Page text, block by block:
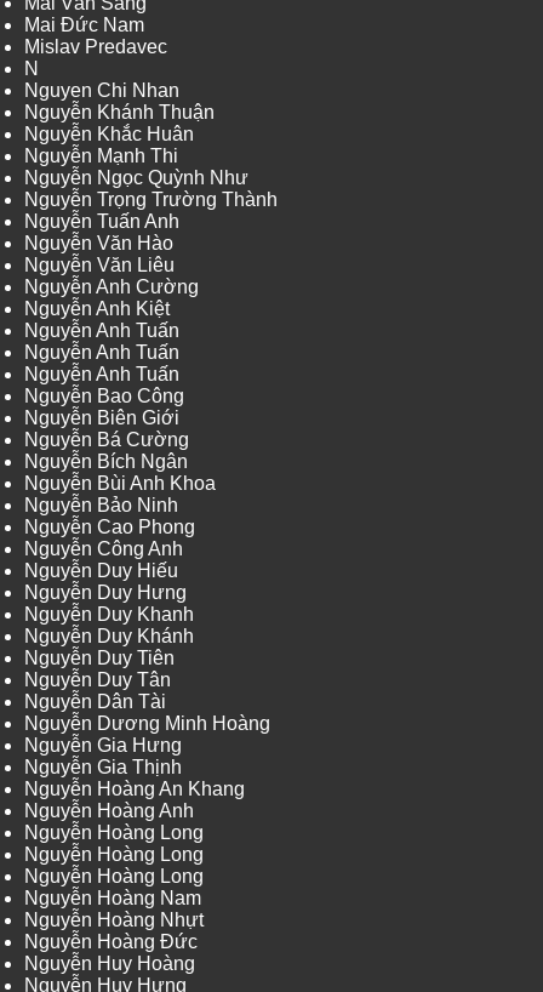
Mai Đức Nam
Mislav Predavec
N
Nguyen Chi Nhan
Nguyễn Khánh Thuận
Nguyễn Khắc Huân
Nguyễn Mạnh Thi
Nguyễn Ngọc Quỳnh Như
Nguyễn Trọng Trường Thành
Nguyễn Tuấn Anh
Nguyễn Văn Hào
Nguyễn Văn Liêu
Nguyễn Anh Cường
Nguyễn Anh Kiệt
Nguyễn Anh Tuấn
Nguyễn Anh Tuấn
Nguyễn Anh Tuấn
Nguyễn Bao Công
Nguyễn Biên Giới
Nguyễn Bá Cường
Nguyễn Bích Ngân
Nguyễn Bùi Anh Khoa
Nguyễn Bảo Ninh
Nguyễn Cao Phong
Nguyễn Công Anh
Nguyễn Duy Hiếu
Nguyễn Duy Hưng
Nguyễn Duy Khanh
Nguyễn Duy Khánh
Nguyễn Duy Tiên
Nguyễn Duy Tân
Nguyễn Dân Tài
Nguyễn Dương Minh Hoàng
Nguyễn Gia Hưng
Nguyễn Gia Thịnh
Nguyễn Hoàng An Khang
Nguyễn Hoàng Anh
Nguyễn Hoàng Long
Nguyễn Hoàng Long
Nguyễn Hoàng Long
Nguyễn Hoàng Nam
Nguyễn Hoàng Nhựt
Nguyễn Hoàng Đức
Nguyễn Huy Hoàng
Nguyễn Huy Hưng